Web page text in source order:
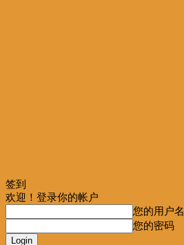
签到
欢迎！登录你的帐户
您的用户名
您的密码